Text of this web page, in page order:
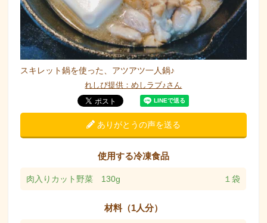
スキレット鍋を使った、アツアツ一人鍋♪
れしぴ提供：めしラブ♪さん
ありがとうの声を送る
使用する冷凍食品
肉入りカット野菜 130g １袋
材料（1人分）